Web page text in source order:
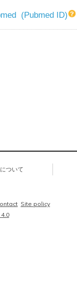
(Pubmed ID)
ついて
Site policy
4.0